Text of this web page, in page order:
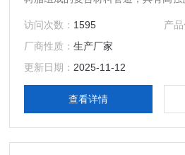
下空间以及隧道施工中。
访问次数： 1595 产品
厂商性质：生产厂家
更新日期： 2025-11-12
查看详情